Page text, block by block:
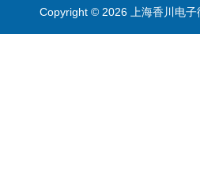
Copyright © 2026 上海香川电